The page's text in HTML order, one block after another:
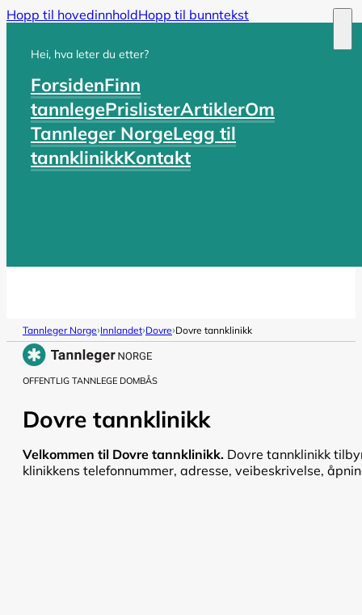
Hopp til hovedinnholdHopp til bunntekst
Hei, hva leter du etter?
ForsidenFinn
tannlegePrislisterArtiklerOm
Tannleger NorgeLegg til
tannklinikkKontakt
Tannleger Norge›Innlandet›Dovre›Dovre tannklinikk
OFFENTLIG TANNLEGE DOMBÅS
Dovre tannklinikk
Velkommen til Dovre tannklinikk. Dovre tannklinikk
klinikkens telefonnummer, adresse, veibeskrivelse,